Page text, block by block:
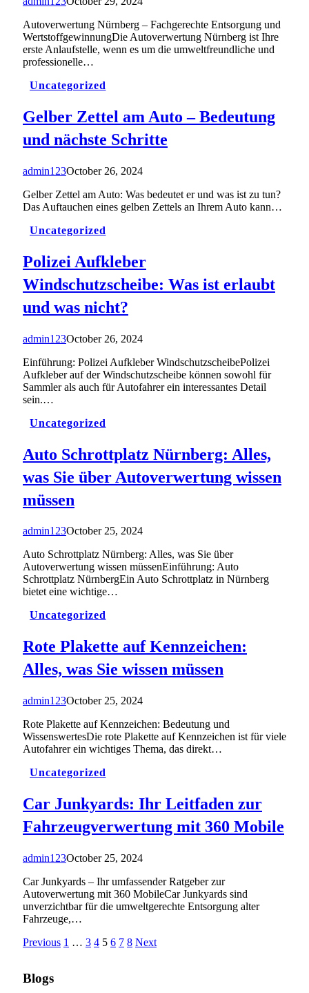
Autoverwertung Nürnberg – Fachgerechte Entsorgung und
WertstoffgewinnungDie Autoverwertung Nürnberg ist Ihre
erste Anlaufstelle, wenn es um die umweltfreundliche und
professionelle…
Uncategorized
Gelber Zettel am Auto – Bedeutung
und nächste Schritte
admin123October 26, 2024
Gelber Zettel am Auto: Was bedeutet er und was ist zu tun?
Das Auftauchen eines gelben Zettels an Ihrem Auto kann…
Uncategorized
Polizei Aufkleber
Windschutzscheibe: Was ist erlaubt
und was nicht?
admin123October 26, 2024
Einführung: Polizei Aufkleber WindschutzscheibePolizei
Aufkleber auf der Windschutzscheibe können sowohl für
Sammler als auch für Autofahrer ein interessantes Detail
sein.…
Uncategorized
Auto Schrottplatz Nürnberg: Alles,
was Sie über Autoverwertung wissen
müssen
admin123October 25, 2024
Auto Schrottplatz Nürnberg: Alles, was Sie über
Autoverwertung wissen müssenEinführung: Auto
Schrottplatz NürnbergEin Auto Schrottplatz in Nürnberg
bietet eine wichtige…
Uncategorized
Rote Plakette auf Kennzeichen:
Alles, was Sie wissen müssen
admin123October 25, 2024
Rote Plakette auf Kennzeichen: Bedeutung und
WissenswertesDie rote Plakette auf Kennzeichen ist für viele
Autofahrer ein wichtiges Thema, das direkt…
Uncategorized
Car Junkyards: Ihr Leitfaden zur
Fahrzeugverwertung mit 360 Mobile
admin123October 25, 2024
Car Junkyards – Ihr umfassender Ratgeber zur
Autoverwertung mit 360 MobileCar Junkyards sind
unverzichtbar für die umweltgerechte Entsorgung alter
Fahrzeuge,…
Previous 1 … 3 4 5 6 7 8 Next
Blogs